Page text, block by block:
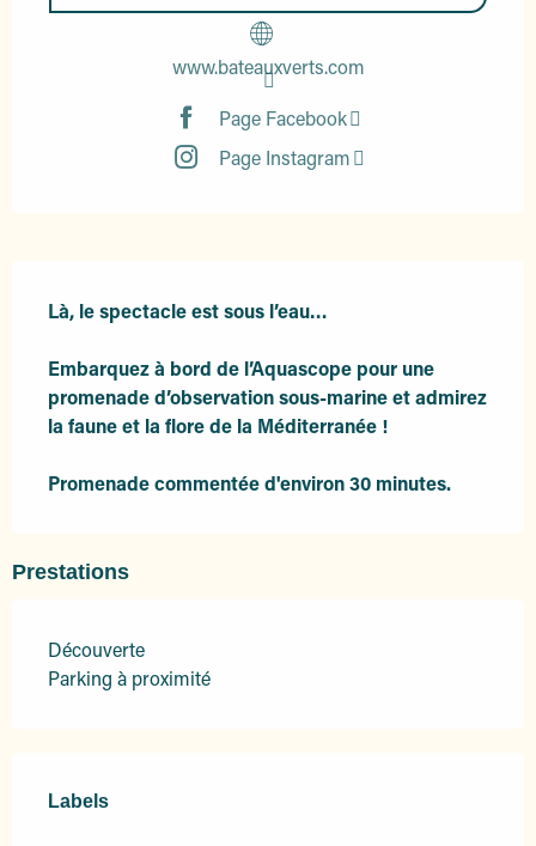
www.bateauxverts.com
Page Facebook
Page Instagram
Là, le spectacle est sous l’eau…
Embarquez à bord de l’Aquascope pour une
promenade d’observation sous-marine et admirez
la faune et la flore de la Méditerranée !
Promenade commentée d'environ 30 minutes.
Prestations
Découverte
Parking à proximité
Labels
Labels